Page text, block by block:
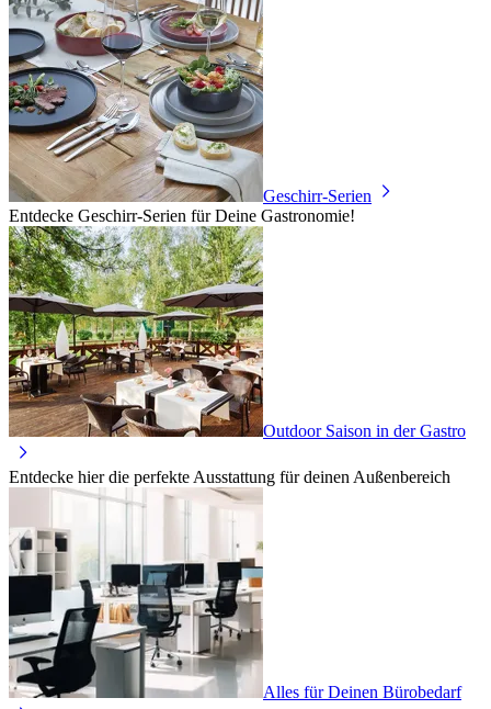
Geschirr-Serien
Entdecke Geschirr-Serien für Deine Gastronomie!
Outdoor Saison in der Gastro
Entdecke hier die perfekte Ausstattung für deinen Außenbereich
Alles für Deinen Bürobedarf